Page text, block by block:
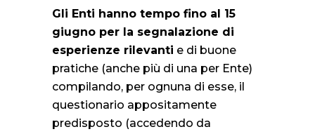
Gli Enti hanno tempo fino al 15
giugno per la segnalazione di
esperienze rilevanti e di buone
pratiche (anche più di una per Ente)
compilando, per ognuna di esse, il
questionario appositamente
predisposto (accedendo da